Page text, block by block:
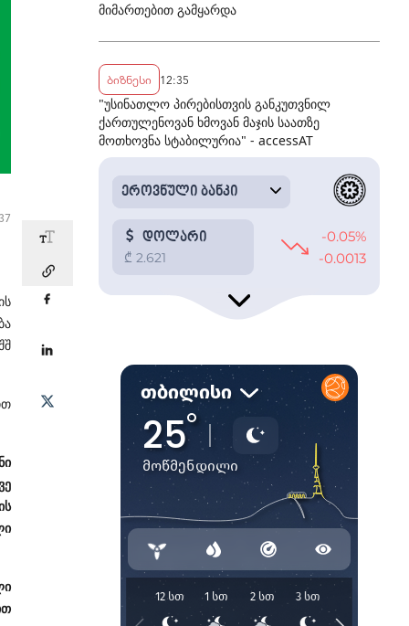
მიმართებით გამყარდა
ბიზნესი 12:35
"უსინათლო პირებისთვის განკუთვნილ
ქართულენოვან ხმოვან მაჯის საათზე
მოთხოვნა სტაბილურია" - accessAT